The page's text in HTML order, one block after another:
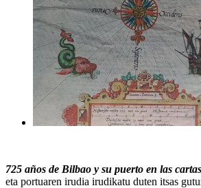
725 años de Bilbao y su puerto en las
eta portuaren irudia irudikatu duten itsas